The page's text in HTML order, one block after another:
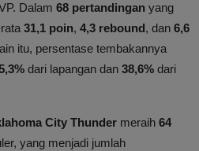
Dalam 68 pertandingan yang
31,1 poin, 4,3 rebound, dan 6,6
itu, persentase tembakannya
dari lapangan dan 38,6% dari
City Thunder meraih 64
yang menjadi jumlah